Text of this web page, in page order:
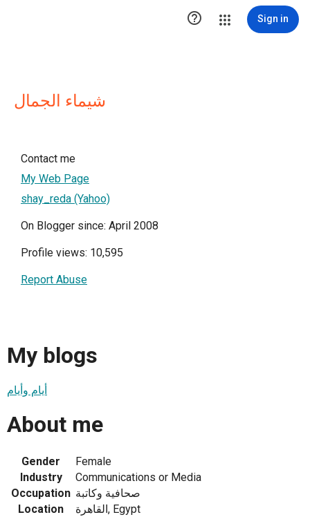
 Sign in
شيماء الجمال
Contact me
My Web Page
shay_reda (Yahoo)
On Blogger since: April 2008
Profile views: 10,595
Report Abuse
My blogs
أيام وأيام
About me
Gender
Female
Industry
Communications or Media
Occupation صحافية وكاتبة
Location
القاهرة, Egypt